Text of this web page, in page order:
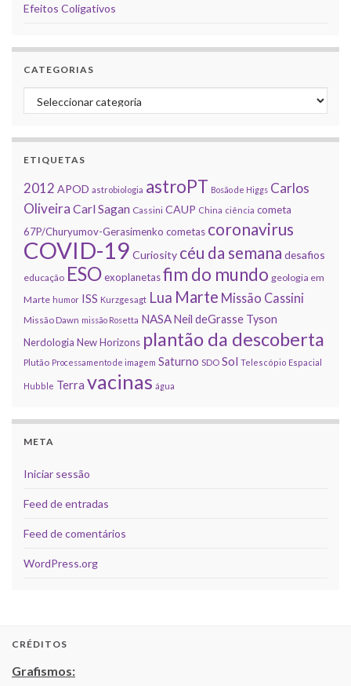
Efeitos Coligativos
CATEGORIAS
Categorias
ETIQUETAS
2012 APOD astrobiologia astroPT Bosão de Higgs Carlos
Oliveira Carl Sagan Cassini CAUP China ciência cometa
67P/Churyumov-Gerasimenko cometas coronavirus
COVID-19 Curiosity céu da semana desafios
educação ESOexoplanetasfim do mundo geologia em
Marte humor ISS Kurzgesagt Lua Marte Missão Cassini
Missão Dawn missão Rosetta NASANeil deGrasse Tyson
Nerdologia New Horizons plantão da descoberta
Plutão Processamento de imagem Saturno SDO Sol Telescópio Espacial
Hubble Terra vacinas água
META
Iniciar sessão
Feed de entradas
Feed de comentários
WordPress.org
CRÉDITOS
Grafismos: